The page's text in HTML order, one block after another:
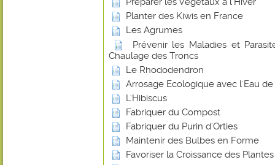
Planter des Kiwis en France
Les Agrumes
Prévenir les Maladies et
Chaulage des Troncs
Le Rhododendron
Arrosage Ecologique avec l'Eau
L'Hibiscus
Fabriquer du Compost
Fabriquer du Purin d'Orties
Maintenir des Bulbes en Forme
Favoriser la Croissance des